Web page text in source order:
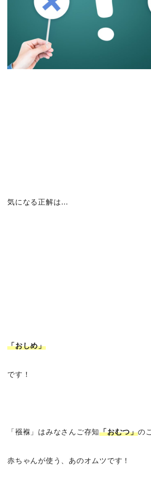
気になる正解は…
「おしめ」
です！
「襁褓」はみなさんご存知「おむつ」の
赤ちゃんが使う、あのオムツです！